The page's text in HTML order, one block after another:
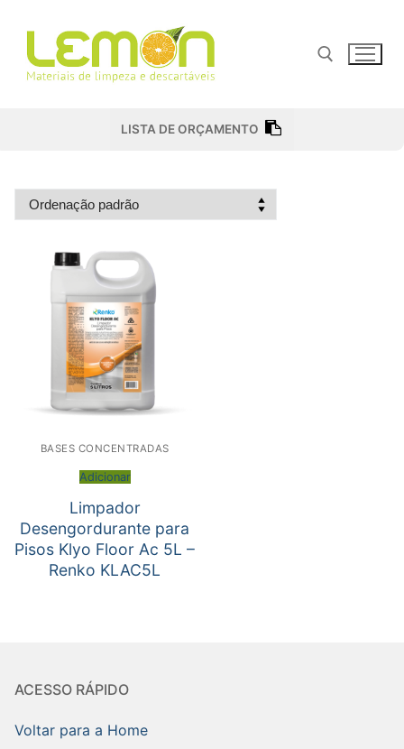
para
conteúdo
Pesquisar por:
LISTA DE ORÇAMENTO
BASES CONCENTRADAS
Adicionar
Limpador
Desengordurante para
Pisos Klyo Floor Ac 5L –
Renko KLAC5L
ACESSO RÁPIDO
Voltar para a Home